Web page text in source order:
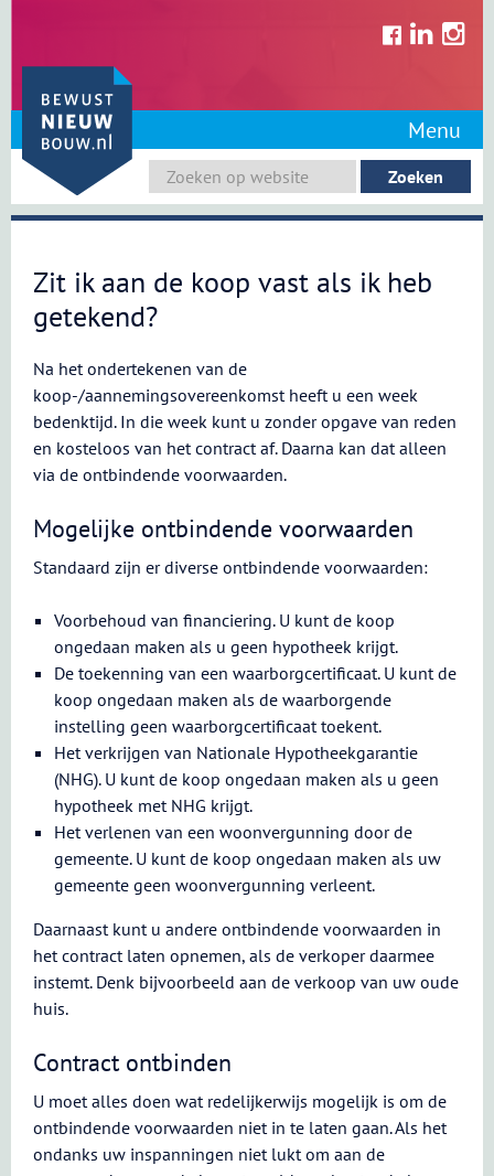
content
Menu
Zit ik aan de koop vast als ik heb
getekend?
Na het ondertekenen van de
koop-/aannemingsovereenkomst heeft u een week
bedenktijd. In die week kunt u zonder opgave van reden
en kosteloos van het contract af. Daarna kan dat alleen
via de ontbindende voorwaarden.
Mogelijke ontbindende voorwaarden
Standaard zijn er diverse ontbindende voorwaarden:
Voorbehoud van financiering. U kunt de koop
ongedaan maken als u geen hypotheek krijgt.
De toekenning van een waarborgcertificaat. U kunt de
koop ongedaan maken als de waarborgende
instelling geen waarborgcertificaat toekent.
Het verkrijgen van Nationale Hypotheekgarantie
(NHG). U kunt de koop ongedaan maken als u geen
hypotheek met NHG krijgt.
Het verlenen van een woonvergunning door de
gemeente. U kunt de koop ongedaan maken als uw
gemeente geen woonvergunning verleent.
Daarnaast kunt u andere ontbindende voorwaarden in
het contract laten opnemen, als de verkoper daarmee
instemt. Denk bijvoorbeeld aan de verkoop van uw oude
huis.
Contract ontbinden
U moet alles doen wat redelijkerwijs mogelijk is om de
ontbindende voorwaarden niet in te laten gaan. Als het
ondanks uw inspanningen niet lukt om aan de